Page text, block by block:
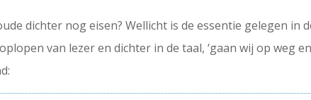
dichter nog eisen? Wellicht is de essentie gelegen
van lezer en dichter in de taal, ‘gaan wij op weg